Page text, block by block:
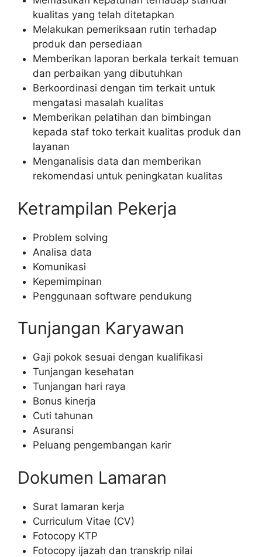
kualitas yang telah ditetapkan
Melakukan pemeriksaan rutin terhadap
produk dan persediaan
Memberikan laporan berkala terkait temuan
dan perbaikan yang dibutuhkan
Berkoordinasi dengan tim terkait untuk
mengatasi masalah kualitas
Memberikan pelatihan dan bimbingan
kepada staf toko terkait kualitas produk dan
layanan
Menganalisis data dan memberikan
rekomendasi untuk peningkatan kualitas
Ketrampilan Pekerja
Problem solving
Analisa data
Komunikasi
Kepemimpinan
Penggunaan software pendukung
Tunjangan Karyawan
Gaji pokok sesuai dengan kualifikasi
Tunjangan kesehatan
Tunjangan hari raya
Bonus kinerja
Cuti tahunan
Asuransi
Peluang pengembangan karir
Dokumen Lamaran
Surat lamaran kerja
Curriculum Vitae (CV)
Fotocopy KTP
Fotocopy ijazah dan transkrip nilai